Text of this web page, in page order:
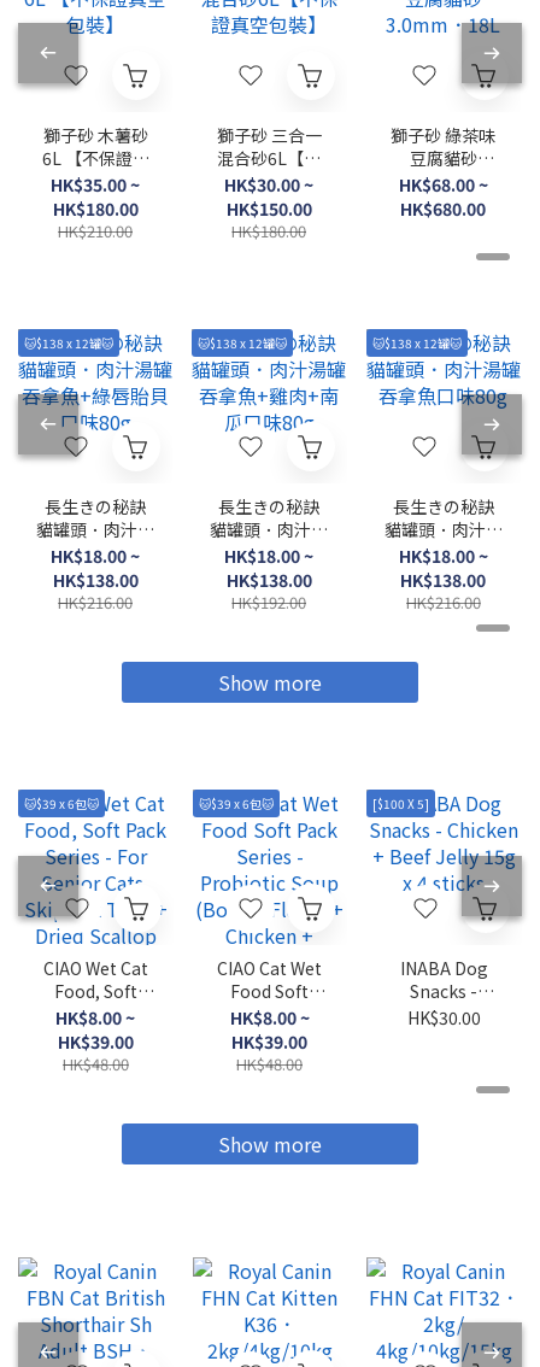
獅子砂 木薯砂
6L 【不保證真
空包裝】
HK$35.00 ~
HK$180.00
HK$210.00
獅子砂 三合一
混合砂6L【不
保證真空包裝】
HK$30.00 ~
HK$150.00
HK$180.00
獅子砂 綠茶味
豆腐貓砂
3.0mm．18L
HK$68.00 ~
HK$680.00
🐱$138 x 12罐🐱
長生きの秘訣
貓罐頭．肉汁湯
罐 吞拿魚+綠唇
貽貝口味80g
HK$18.00 ~
HK$138.00
HK$216.00
🐱$138 x 12罐🐱
長生きの秘訣
貓罐頭．肉汁湯
罐 吞拿魚+雞肉
+南瓜口味80g
HK$18.00 ~
HK$138.00
HK$192.00
🐱$138 x 12罐🐱
長生きの秘訣
貓罐頭．肉汁湯
罐 吞拿魚口味
80g
HK$18.00 ~
HK$138.00
HK$216.00
Show more
🐱$39 x 6包🐱
CIAO Wet Cat
Food, Soft
Pack Series -
For Senior
Cats, Skipjack
HK$8.00 ~
HK$39.00
HK$48.00
🐱$39 x 6包🐱
CIAO Cat Wet
Food Soft
Pack Series -
Probiotic
Soup (Bonito
Bonito Flakes
Flavor) 40g
HK$8.00 ~
HK$39.00
HK$48.00
[$100 X 5]
INABA Dog
Snacks -
Chicken +
HK$30.00
Show more